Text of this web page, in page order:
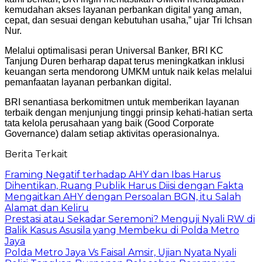
kemudahan akses layanan perbankan digital yang aman,
cepat, dan sesuai dengan kebutuhan usaha,” ujar Tri Ichsan
Nur.
Melalui optimalisasi peran Universal Banker, BRI KC
Tanjung Duren berharap dapat terus meningkatkan inklusi
keuangan serta mendorong UMKM untuk naik kelas melalui
pemanfaatan layanan perbankan digital.
BRI senantiasa berkomitmen untuk memberikan layanan
terbaik dengan menjunjung tinggi prinsip kehati-hatian serta
tata kelola perusahaan yang baik (Good Corporate
Governance) dalam setiap aktivitas operasionalnya.
Berita Terkait
Framing Negatif terhadap AHY dan Ibas Harus
Dihentikan, Ruang Publik Harus Diisi dengan Fakta
Mengaitkan AHY dengan Persoalan BGN, itu Salah
Alamat dan Keliru
Prestasi atau Sekadar Seremoni? Menguji Nyali RW di
Balik Kasus Asusila yang Membeku di Polda Metro
Jaya
Polda Metro Jaya Vs Faisal Amsir, Ujian Nyata Nyali